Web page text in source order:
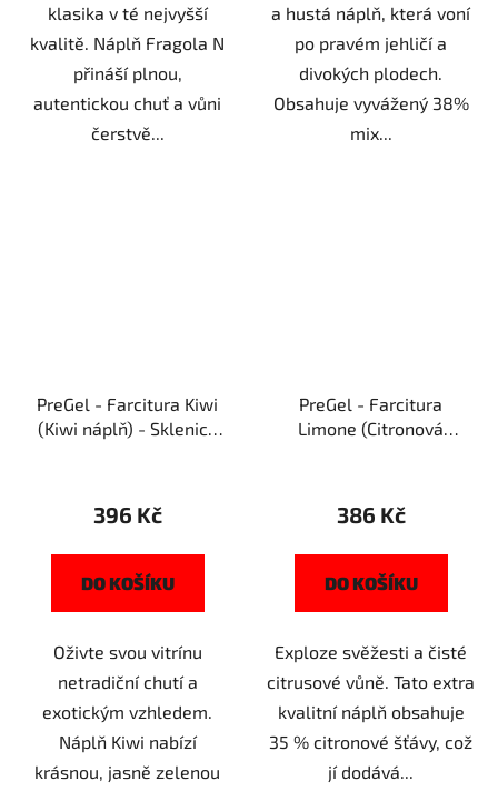
klasika v té nejvyšší
kvalitě. Náplň Fragola N
přináší plnou,
autentickou chuť a vůni
čerstvě...
a hustá náplň, která voní
po pravém jehličí a
divokých plodech.
Obsahuje vyvážený 38%
mix...
PreGel - Farcitura Kiwi
(Kiwi náplň) - Sklenice
396 Kč
DO KOŠÍKU
Oživte svou vitrínu
netradiční chutí a
exotickým vzhledem.
Náplň Kiwi nabízí
krásnou, jasně zelenou
PreGel - Farcitura
Limone (Citronová
386 Kč
DO KOŠÍKU
Exploze svěžesti a čisté
citrusové vůně. Tato extra
kvalitní náplň obsahuje
35 % citronové šťávy, což
jí dodává...